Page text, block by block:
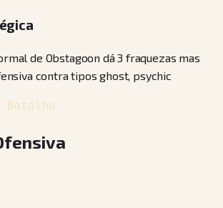
de Obstagoon dá 3 fraquezas mas
contra tipos ghost, psychic